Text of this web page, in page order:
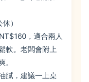
）
，適合兩人
軟。老闆會附上
膩，建議一上桌